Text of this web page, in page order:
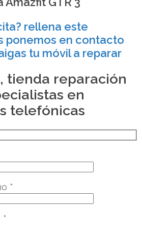
rellena este
ponemos en contacto
tu móvil a reparar
tienda reparación
en
telefónicas
*
*